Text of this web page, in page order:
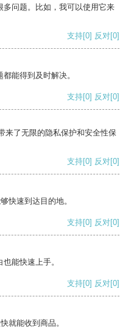
问题。比如，我可以使用它来
支持[0] 反对[0]
能得到及时解决。
支持[0] 反对[0]
来了无限的隐私保护和安全性保
支持[0] 反对[0]
快速到达目的地。
支持[0] 反对[0]
能快速上手。
支持[0] 反对[0]
就能收到商品。